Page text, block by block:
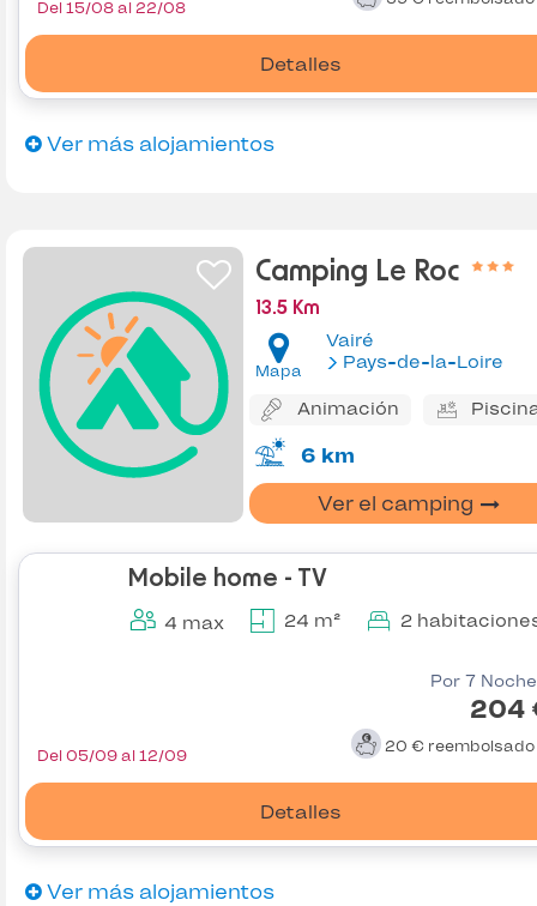
Detalles
Del 15/08 al 22/08
Ver más alojamientos
Camping Le Roc
13.5 Km
Mapa
Vairé
Pays-de-la-Loire
Animación
6 km
Ver el camping
Mobile home - TV
4 max 24 m² 2
Por 7
204
20 € reembolsado
Detalles
Del 05/09 al 12/09
Ver más alojamientos